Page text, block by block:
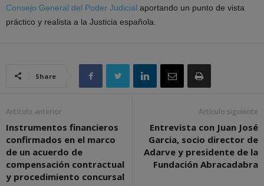
Consejo General del Poder Judicial aportando un punto de vista
práctico y realista a la Justicia española.
Share
Artículo anterior
Instrumentos financieros
confirmados en el marco
de un acuerdo de
compensación contractual
y procedimiento concursal
Artículo siguiente
Entrevista con Juan José
Garcia, socio director de
Adarve y presidente de la
Fundación Abracadabra